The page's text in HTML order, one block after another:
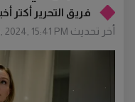
فريق التحرير أكتر
أخر تحديث 2024, 15:41 PM